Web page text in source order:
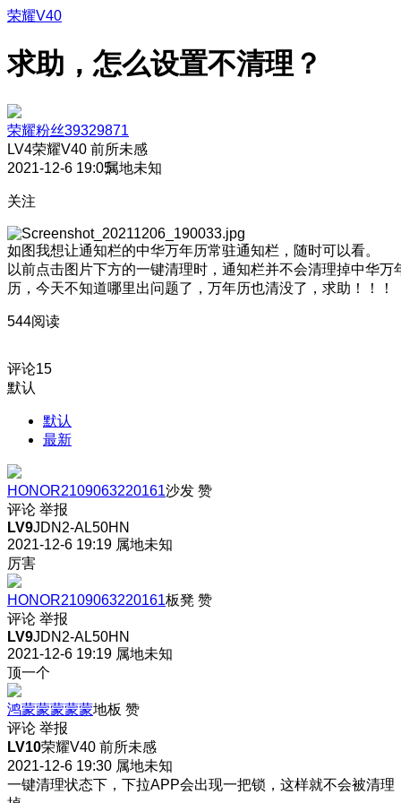
荣耀V40
求助，怎么设置不清理？
荣耀粉丝39329871
LV4荣耀V40 前所未感
2021-12-6 19:05属地未知
关注
如图我想让通知栏的中华万年历常驻通知栏，随时可以看。
以前点击图片下方的一键清理时，通知栏并不会清理掉中华万
历，今天不知道哪里出问题了，万年历也清没了，求助！！！
544阅读
评论15
默认
默认
最新
HONOR2109063220161沙发 赞
评论 举报
LV9JDN2-AL50HN
2021-12-6 19:19 属地未知
厉害
HONOR2109063220161板凳 赞
评论 举报
LV9JDN2-AL50HN
2021-12-6 19:19 属地未知
顶一个
鸿蒙蒙蒙蒙蒙地板 赞
评论 举报
LV10荣耀V40 前所未感
2021-12-6 19:30 属地未知
一键清理状态下，下拉APP会出现一把锁，这样就不会被清理